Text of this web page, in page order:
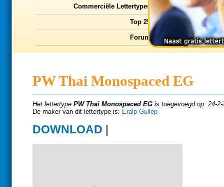
Commerciële Lettertypes
Top 25
Forum
PW Thai Monospaced EG
Het lettertype PW Thai Monospaced EG is toegevoegd op: 24-2-
De maker van dit lettertype is: Eralp Gullep
DOWNLOAD |